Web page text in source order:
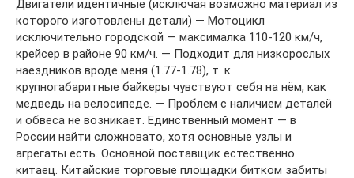
Двигатели идентичные (исключая возможно материал из
которого изготовлены детали) — Мотоцикл
исключительно городской — максималка 110-120 км/ч,
крейсер в районе 90 км/ч. — Подходит для низкорослых
наездников вроде меня (1.77-1.78), т. к.
крупногабаритные байкеры чувствуют себя на нём, как
медведь на велосипеде. — Проблем с наличием деталей
и обвеса не возникает. Единственный момент — в
России найти сложновато, хотя основные узлы и
агрегаты есть. Основной поставщик естественно
китаец. Китайские торговые площадки битком забиты